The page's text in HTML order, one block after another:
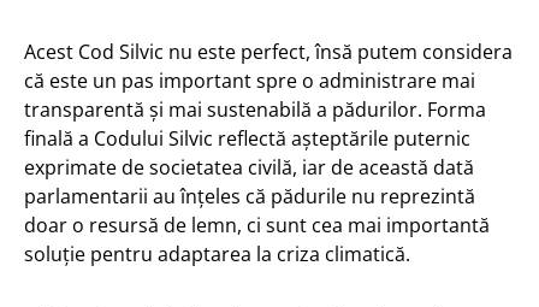
Acest Cod Silvic nu este perfect, însă putem considera
că este un pas important spre o administrare mai
transparentă și mai sustenabilă a pădurilor. Forma
finală a Codului Silvic reflectă așteptările puternic
exprimate de societatea civilă, iar de această dată
parlamentarii au înțeles că pădurile nu reprezintă
doar o resursă de lemn, ci sunt cea mai importantă
soluție pentru adaptarea la criza climatică.